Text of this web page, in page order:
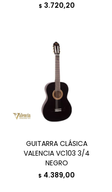
$ 3.720,20
GUITARRA CLÁSICA
VALENCIA VC103 3/4
NEGRO
$ 4.389,00